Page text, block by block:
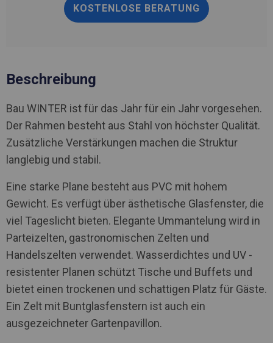
KOSTENLOSE BERATUNG
Beschreibung
Bau WINTER ist für das Jahr für ein Jahr vorgesehen.
Der Rahmen besteht aus Stahl von höchster Qualität.
Zusätzliche Verstärkungen machen die Struktur
langlebig und stabil.
Eine starke Plane besteht aus PVC mit hohem
Gewicht. Es verfügt über ästhetische Glasfenster, die
viel Tageslicht bieten. Elegante Ummantelung wird in
Parteizelten, gastronomischen Zelten und
Handelszelten verwendet. Wasserdichtes und UV -
resistenter Planen schützt Tische und Buffets und
bietet einen trockenen und schattigen Platz für Gäste.
Ein Zelt mit Buntglasfenstern ist auch ein
ausgezeichneter Gartenpavillon.